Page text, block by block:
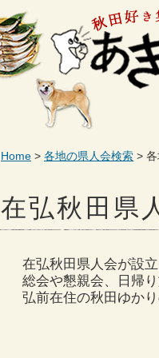
Home 各地の県人会検索
在弘秋田県
在弘秋田県人会が設
総会や懇親会、日帰
弘前在住の秋田ゆか